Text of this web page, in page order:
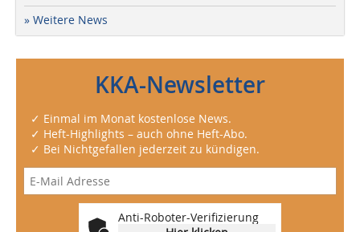
» Weitere News
KKA-Newsletter
✓ Einmal im Monat kostenlose News.
✓ Heft-Highlights – auch ohne Heft-Abo.
✓ Bei Nichtgefallen jederzeit zu kündigen.
Anti-Roboter-Verifizierung